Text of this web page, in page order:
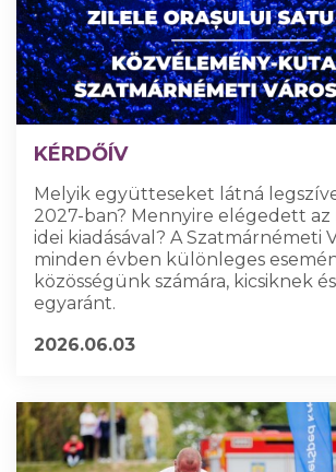
KÉRDŐÍV
Melyik együtteseket látná
2027-ban? Mennyire elégedett
idei kiadásával? A Szatmárnémeti
minden évben különleges
közösségünk számára, kicsiknek
egyaránt.
2026.06.03